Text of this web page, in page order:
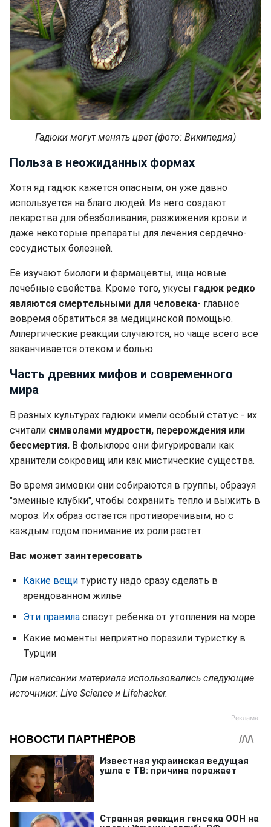
Гадюки могут менять цвет (фото: Википедия)
Польза в неожиданных формах
Хотя яд гадюк кажется опасным, он уже давно
используется на благо людей. Из него создают
лекарства для обезболивания, разжижения крови и
даже некоторые препараты для лечения сердечно-
сосудистых болезней.
Ее изучают биологи и фармацевты, ища новые
лечебные свойства. Кроме того, укусы гадюк редко
являются смертельными для человека- главное
вовремя обратиться за медицинской помощью.
Аллергические реакции случаются, но чаще всего все
заканчивается отеком и болью.
Часть древних мифов и современного
мира
В разных культурах гадюки имели особый статус - их
считали символами мудрости, перерождения или
бессмертия. В фольклоре они фигурировали как
хранители сокровищ или как мистические существа.
Во время зимовки они собираются в группы, образуя
"змеиные клубки", чтобы сохранить тепло и выжить в
мороз. Их образ остается противоречивым, но с
каждым годом понимание их роли растет.
Вас может заинтересовать
Какие вещи туристу надо сразу сделать в
арендованном жилье
Эти правила спасут ребенка от утопления на море
Какие моменты неприятно поразили туристку в
Турции
При написании материала использовались следующие
источники: Live Science и Lifehacker.